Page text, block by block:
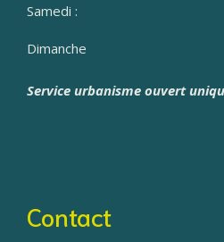
Samedi :
Dimanche
Service urbanisme ouvert
Contact